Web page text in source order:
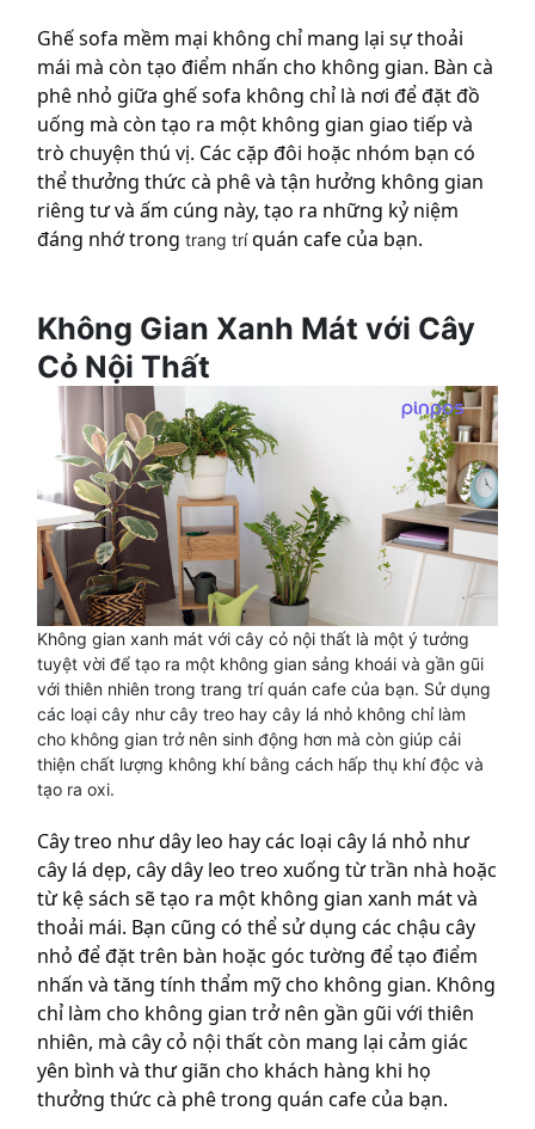
Ghế sofa mềm mại không chỉ mang lại sự thoải
mái mà còn tạo điểm nhấn cho không gian. Bàn cà
phê nhỏ giữa ghế sofa không chỉ là nơi để đặt đồ
uống mà còn tạo ra một không gian giao tiếp và
trò chuyện thú vị. Các cặp đôi hoặc nhóm bạn có
thể thưởng thức cà phê và tận hưởng không gian
riêng tư và ấm cúng này, tạo ra những kỷ niệm
đáng nhớ trong trang tríquán cafe của bạn.
Không Gian Xanh Mát với Cây
Cỏ Nội Thất
Không gian xanh mát với cây cỏ nội thất là một ý tưởng
tuyệt vời để tạo ra một không gian sảng khoái và gần gũi
với thiên nhiên trong trang trí quán cafe của bạn. Sử dụng
các loại cây như cây treo hay cây lá nhỏ không chỉ làm
cho không gian trở nên sinh động hơn mà còn giúp cải
thiện chất lượng không khí bằng cách hấp thụ khí độc và
tạo ra oxi.
Cây treo như dây leo hay các loại cây lá nhỏ như
cây lá dẹp, cây dây leo treo xuống từ trần nhà hoặc
từ kệ sách sẽ tạo ra một không gian xanh mát và
thoải mái. Bạn cũng có thể sử dụng các chậu cây
nhỏ để đặt trên bàn hoặc góc tường để tạo điểm
nhấn và tăng tính thẩm mỹ cho không gian. Không
chỉ làm cho không gian trở nên gần gũi với thiên
nhiên, mà cây cỏ nội thất còn mang lại cảm giác
yên bình và thư giãn cho khách hàng khi họ
thưởng thức cà phê trong quán cafe của bạn.